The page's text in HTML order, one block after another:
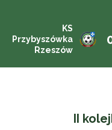
KS
Przybyszówka
Rzeszów
II